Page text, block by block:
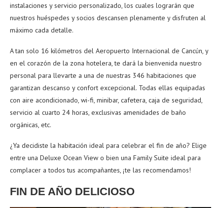
instalaciones y servicio personalizado, los cuales lograrán que
nuestros huéspedes y socios descansen plenamente y disfruten al
máximo cada detalle.
A tan solo 16 kilómetros del Aeropuerto Internacional de Cancún, y
en el corazón de la zona hotelera, te dará la bienvenida nuestro
personal para llevarte a una de nuestras 346 habitaciones que
garantizan descanso y confort excepcional. Todas ellas equipadas
con aire acondicionado, wi-fi, minibar, cafetera, caja de seguridad,
servicio al cuarto 24 horas, exclusivas amenidades de baño
orgánicas, etc.
¿Ya decidiste la habitación ideal para celebrar el fin de año? Elige
entre una Deluxe Ocean View o bien una Family Suite ideal para
complacer a todos tus acompañantes, ¡te las recomendamos!
FIN DE AÑO DELICIOSO